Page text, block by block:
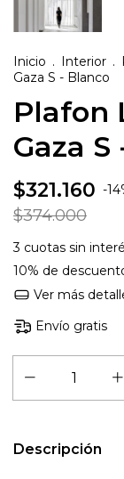
Inicio . Interior .
Gaza S - Blanco
Plafon
Gaza
$321.160 -14
$374.000
3 cuotas sin
10% de
Ver más
Envío gratis
Descripción